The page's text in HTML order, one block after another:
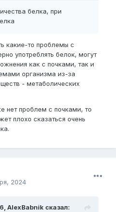
белка, при
какие-то проблемы с
употреблять белок, могут
как с почками, так и
организма из-за
- метаболических
нет проблем с почками, то
плохо сказаться очень
2024
AlexBabnik сказал: